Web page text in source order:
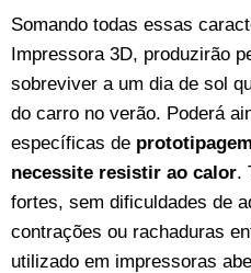
Somando todas essas
Impressora 3D, produzirão
sobreviver a um dia de sol
do carro no verão. Poderá
específicas de prototipagem
necessite resistir ao calor.
fortes, sem dificuldades de
contrações ou rachaduras
utilizado em impressoras